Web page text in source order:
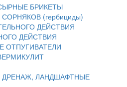
БРИКЕТЫ
(гербициды)
ДЕЙСТВИЯ
ДЕЙСТВИЯ
ОТПУГИВАТЕЛИ
ДРЕНАЖ, ЛАНДШАФТНЫЕ